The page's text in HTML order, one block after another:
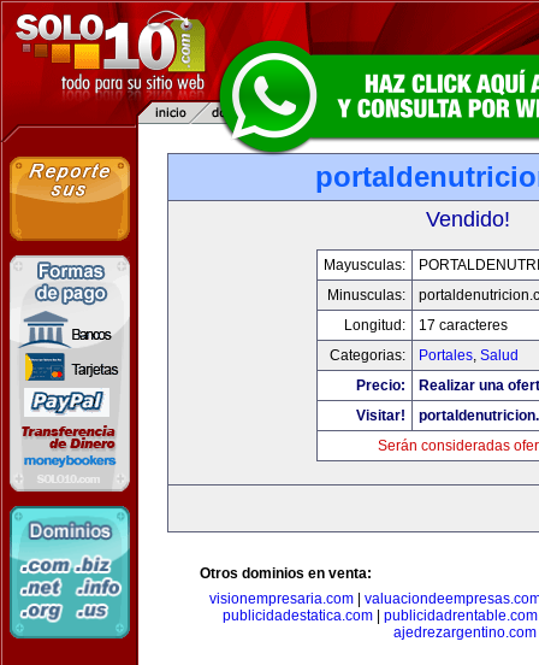
Vendido!
Mayusculas:
Minusculas:
Longitud:
17 caracteres
Categorias:
Portales, Salud
Precio:
Realizar una
Visitar!
Serán consideradas
Otros dominios en venta:
visionempresaria.com
publicidadestatica.com
publicidadrentable.com
ajedrezargentino.com